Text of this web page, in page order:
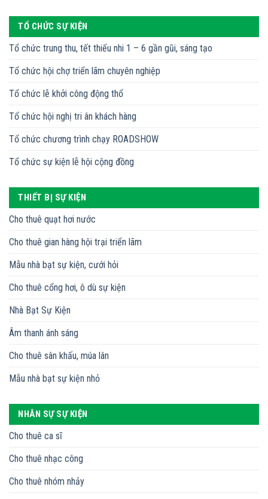
TỔ CHỨC SỰ KIỆN
Tổ chức trung thu, tết thiếu nhi 1 – 6 gần gũi, sáng tạo
Tổ chức hội chợ triển lãm chuyên nghiệp
Tổ chức lễ khởi công động thổ
Tổ chức hội nghị tri ân khách hàng
Tổ chức chương trình chạy ROADSHOW
Tổ chức sự kiện lễ hội cộng đồng
THIẾT BỊ SỰ KIỆN
Cho thuê quạt hơi nước
Cho thuê gian hàng hội trại triển lãm
Mẫu nhà bạt sự kiện, cưới hỏi
Cho thuê cổng hơi, ô dù sự kiện
Nhà Bạt Sự Kiện
Âm thanh ánh sáng
Cho thuê sân khấu, múa lân
Mẫu nhà bạt sự kiện nhỏ
NHÂN SỰ SỰ KIỆN
Cho thuê ca sĩ
Cho thuê nhạc công
Cho thuê nhóm nhảy